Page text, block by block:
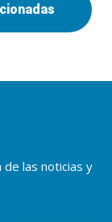
de las noticias y